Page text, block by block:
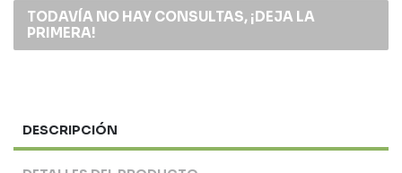
TODAVÍA NO HAY CONSULTAS, ¡DEJA LA
PRIMERA!
DESCRIPCIÓN